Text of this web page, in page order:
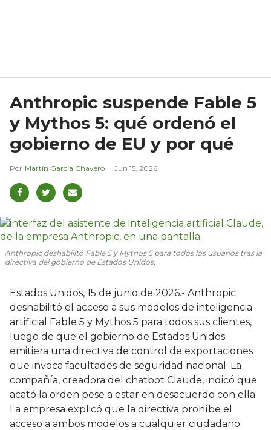
Anthropic suspende Fable 5
y Mythos 5: qué ordenó el
gobierno de EU y por qué
Martín García Chavero Jun 15, 2026
Anthropic deshabilitó Fable 5 y Mythos 5 para todos los usuarios tras la
directiva del gobierno de Estados Unidos.
Estados Unidos, 15 de junio de 2026.- Anthropic
deshabilitó el acceso a sus modelos de inteligencia
artificial Fable 5 y Mythos 5 para todos sus clientes,
luego de que el gobierno de Estados Unidos
emitiera una directiva de control de exportaciones
que invoca facultades de seguridad nacional. La
compañía, creadora del chatbot Claude, indicó que
acató la orden pese a estar en desacuerdo con ella.
La empresa explicó que la directiva prohíbe el
acceso a ambos modelos a cualquier ciudadano